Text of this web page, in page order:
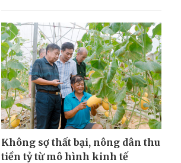
Không sợ thất bại, nông dân thu
tiền tỷ từ mô hình kinh tế